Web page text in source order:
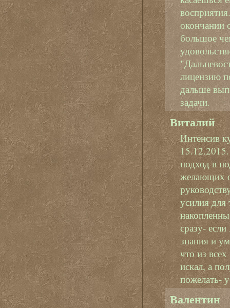
окончании
большое
лицензию
дальше
задачи.
Виталий
Интенсив
подход в
желающих
усилия
сразу-
знания и
что из
искал, а
пожелать-
Валентин